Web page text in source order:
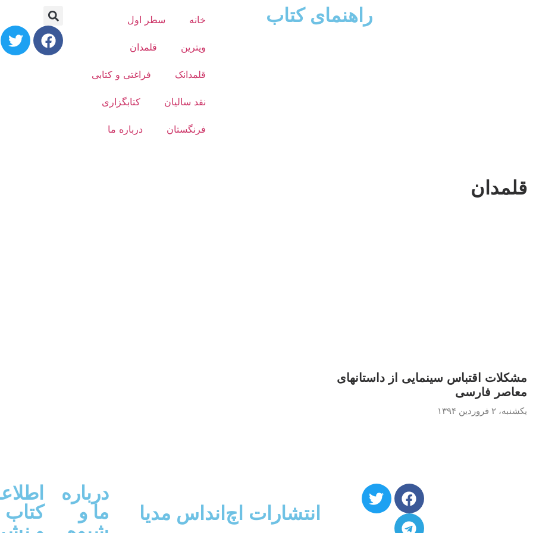
راهنمای کتاب خانه سطر اول
ویترین قلمدان
قلمدانک فراغتی و کتابی
نقد سالیان کتابگزاری
فرنگستان درباره ما
قلمدان
مشکلات اقتباس سینمایی از داستانهای
معاصر فارسی
یکشنبه، ۲ فروردین ۱۳۹۴
انتشارات اچ‌اند‌اس مدیا
درباره
ما و
کتاب